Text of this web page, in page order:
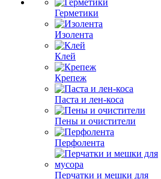
Герметики
Изолента
Клей
Крепеж
Паста и лен-коса
Пены и очистители
Перфолента
Перчатки и мешки для